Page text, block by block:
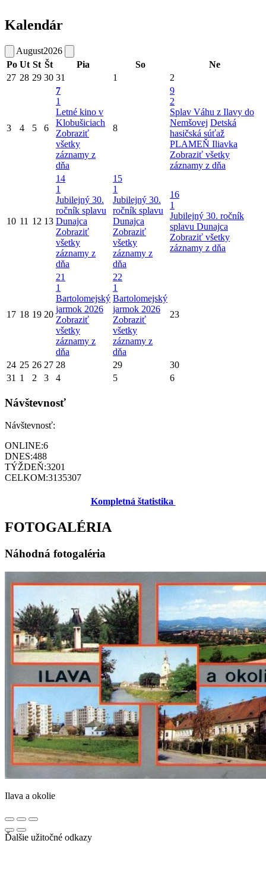
Kalendár
August2026
Po Ut St Št Pia So
Ne
27 28 29 30 31 1 2
3 4 5 6
7
1
Letné kino v
Klobušiciach
Zobraziť
všetky
záznamy z
dňa
8
9
2
Splav Váhu z Ilavy do
Nemšovej Detská
hasičská súťaž
PLAMEŇ Iliavka
Zobraziť všetky
záznamy z dňa
10 11 12 13
14
1
Jubilejný 30.
ročník splavu
Dunajca
Zobraziť
všetky
záznamy z
dňa
15
1
Jubilejný 30.
ročník splavu
Dunajca
Zobraziť
všetky
záznamy z
dňa
16
1
Jubilejný 30. ročník
splavu Dunajca
Zobraziť všetky
záznamy z dňa
17 18 19 20
21
1
Bartolomejský
jarmok 2026
Zobraziť
všetky
záznamy z
dňa
22
1
Bartolomejský
jarmok 2026
Zobraziť
všetky
záznamy z
dňa
23
24 25 26 27 28 29
30
31 1 2 3 4 5 6
Návštevnosť
Návštevnosť:
ONLINE:6
DNES:488
TÝŽDEŇ:3201
CELKOM:3135307
Kompletná štatistika
FOTOGALÉRIA
Náhodná fotogaléria
Ilava a okolie
Ďalšie užitočné odkazy